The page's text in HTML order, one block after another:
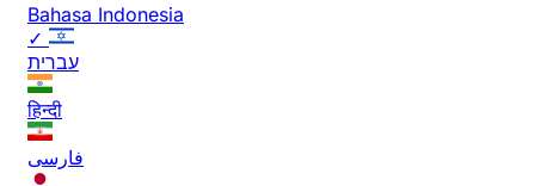
Bahasa Indonesia
✓
עברית
हिन्दी
فارسی